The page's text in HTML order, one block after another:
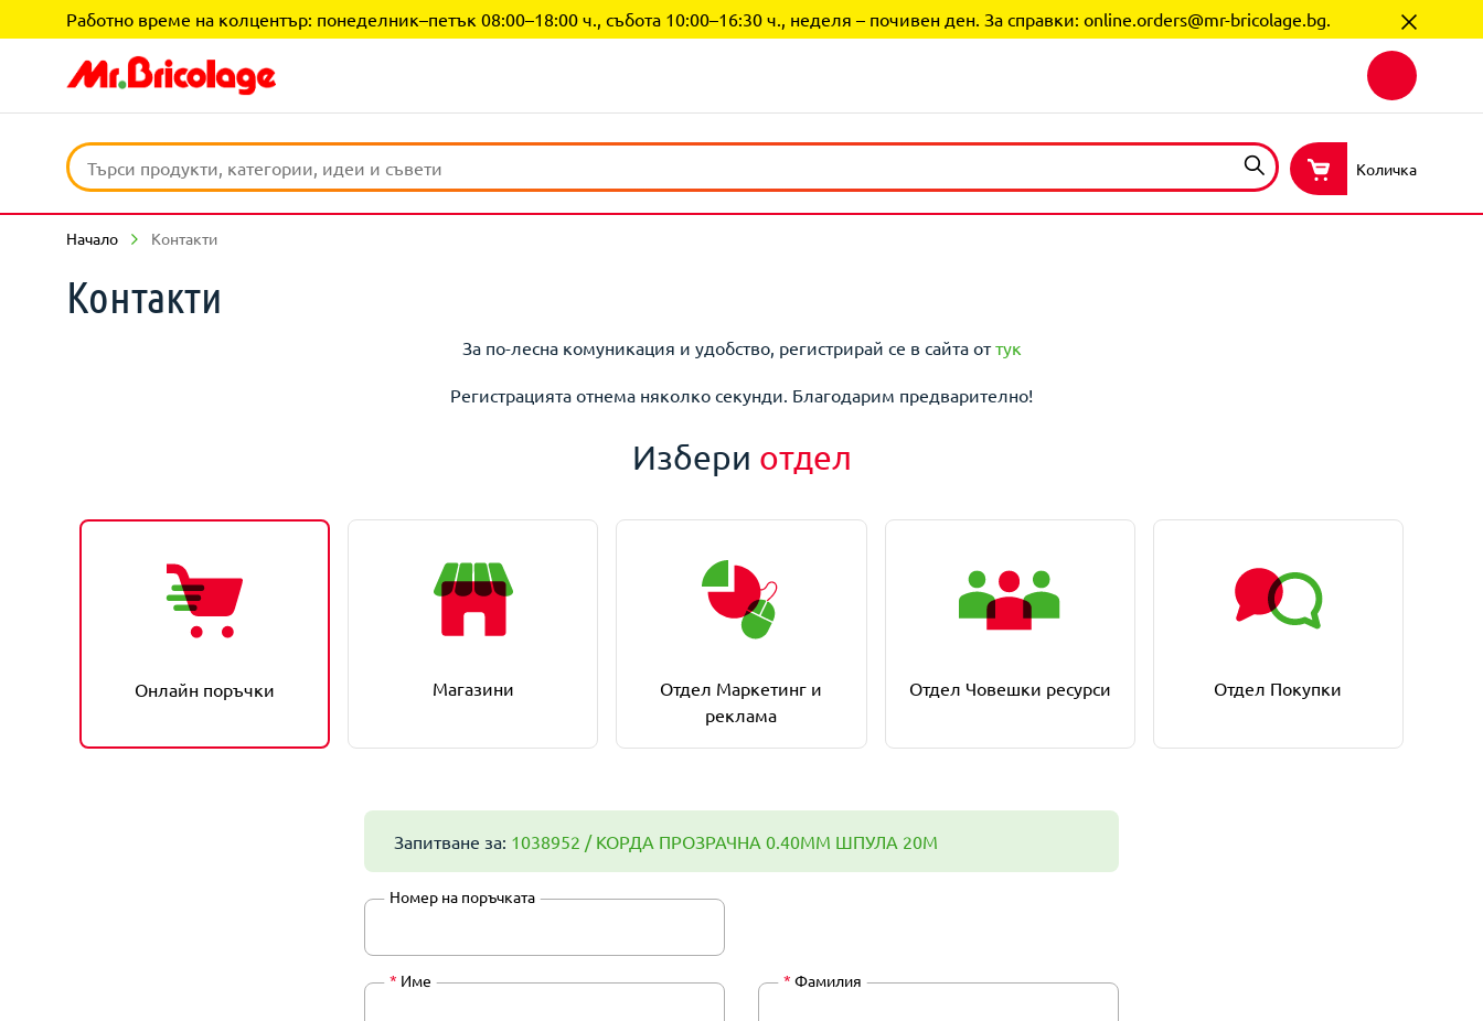
Работно време на колцентър: понеделник–петък 08:00–18:00 ч., събота 10:00–16:30 ч., неделя – почивен ден. За справки: online.orders@mr-bricolage.bg.
Количка
Начало Контакти
Контакти
За по-лесна комуникация и удобство, регистрирай се в сайта оттук
Регистрацията отнема няколко секунди. Благодарим предварително!
Избери отдел
Онлайн поръчки Магазини
Отдел Маркетинг и
реклама
Отдел Човешки ресурси Отдел Покупки
Запитване за: 1038952 / КОРДА ПРОЗРАЧНА 0.40ММ ШПУЛА 20М
Номер на поръчката
* Име * Фамилия